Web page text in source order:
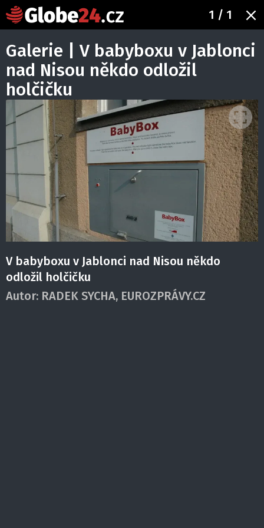
1 / 1
Galerie | V babyboxu v Jablonci
nad Nisou někdo odložil
holčičku
V babyboxu v Jablonci nad Nisou někdo
odložil holčičku
Autor: RADEK SYCHA, EUROZPRÁVY.CZ